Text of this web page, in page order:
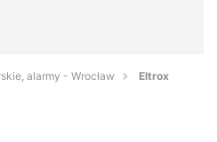
alarmy - Wrocław Eltrox